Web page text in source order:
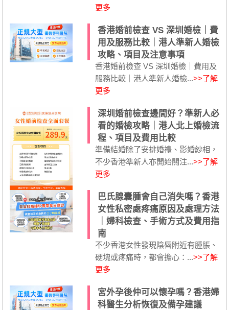
更多
香港婚前檢查 VS 深圳婚檢｜費
用及服務比較｜港人準新人婚檢
攻略、項目及注意事項
香港婚前檢查 VS 深圳婚檢｜費用及
服務比較｜港人準新人婚檢...>>了解
更多
深圳婚前檢查邊間好？準新人必
看的婚檢攻略｜港人北上婚檢流
程、項目及費用比較
準備結婚除了安排婚禮、影婚紗相，
不少香港準新人亦開始關注...>>了解
更多
巴氏腺囊腫會自己消失嗎？香港
女性私密處疼痛原因及處理方法
｜婦科檢查、手術方式及費用指
南
不少香港女性發現陰唇附近有腫脹、
硬塊或疼痛時，都會擔心：...>>了解
更多
宮外孕後仲可以懷孕嗎？香港婦
科醫生分析恢復及備孕建議